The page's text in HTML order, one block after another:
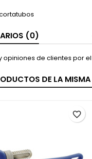
(0)
opiniones de clientes por
DE LA
favorite_border